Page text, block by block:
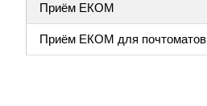
Приём ЕКОМ
Приём ЕКОМ для почтоматов